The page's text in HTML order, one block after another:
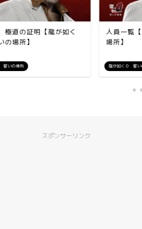
誓いの場所
道の証明【龍が如く
場所】
龍が如く０ 誓い
人員一覧
場所】
スポンサーリンク